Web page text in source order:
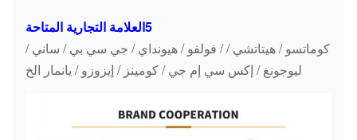
التشغيل
الكوكبية
DX300
التشغيل
الكوكبية
5العلامة التجارية المتاحة
كوماتسو / هيتاتشي / / فولفو / هيونداي / جي سي بي / ساني /
ليوجونغ / إكس سي إم جي / كومينز / إيزوزو / يانمار الخ